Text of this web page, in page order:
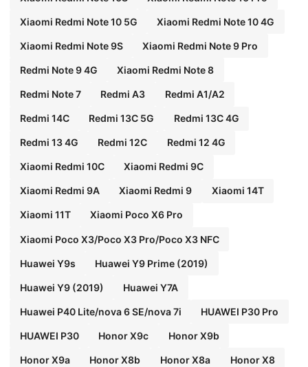
Xiaomi Redmi Note 10 5G Xiaomi Redmi Note 10 4G
Xiaomi Redmi Note 9S Xiaomi Redmi Note 9 Pro
Redmi Note 9 4G Xiaomi Redmi Note 8
Redmi Note 7 Redmi A3 Redmi A1/A2
Redmi 14C Redmi 13C 5G Redmi 13C 4G
Redmi 13 4G Redmi 12C Redmi 12 4G
Xiaomi Redmi 10C Xiaomi Redmi 9C
Xiaomi Redmi 9A Xiaomi Redmi 9 Xiaomi 14T
Xiaomi 11T Xiaomi Poco X6 Pro
Xiaomi Poco X3/Poco X3 Pro/Poco X3 NFC
Huawei Y9s Huawei Y9 Prime (2019)
Huawei Y9 (2019) Huawei Y7A
Huawei P40 Lite/nova 6 SE/nova 7i HUAWEI P30 Pro
HUAWEI P30 Honor X9c Honor X9b
Honor X9a Honor X8b Honor X8a Honor X8